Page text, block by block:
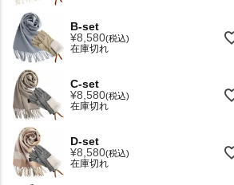
B-set
¥8,580 税込
在庫切れ
C-set
¥8,580 税込
在庫切れ
D-set
¥8,580 税込
在庫切れ